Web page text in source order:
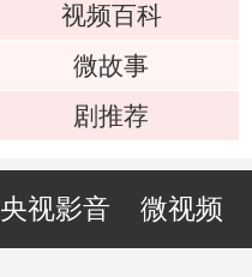
视频百科
微故事
剧推荐
央视影音 微视频